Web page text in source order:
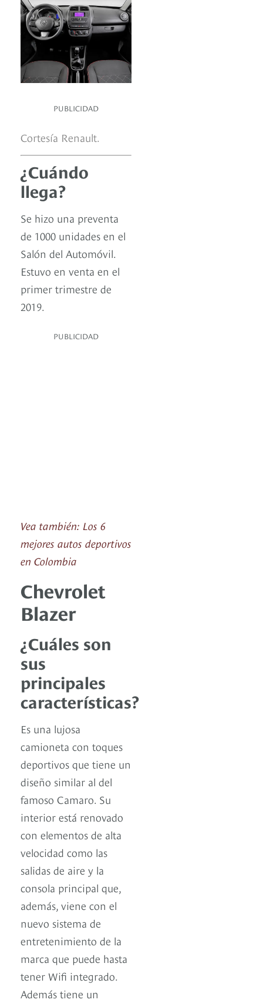
PUBLICIDAD
Cortesía Renault.
¿Cuándo
llega?
Se hizo una preventa
de 1000 unidades en el
Salón del Automóvil.
Estuvo en venta en el
primer trimestre de
2019.
PUBLICIDAD
Vea también: Los 6
mejores autos deportivos
en Colombia
Chevrolet
Blazer
¿Cuáles son
sus
principales
características?
Es una lujosa
camioneta con toques
deportivos que tiene un
diseño similar al del
famoso Camaro. Su
interior está renovado
con elementos de alta
velocidad como las
salidas de aire y la
consola principal que,
además, viene con el
nuevo sistema de
entretenimiento de la
marca que puede hasta
tener Wifi integrado.
Además tiene un